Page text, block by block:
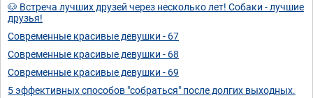
🐶 Встреча лучших друзей через несколько лет! Собаки - лучшие
друзья!
Современные красивые девушки - 67
Современные красивые девушки - 68
Современные красивые девушки - 69
5 эффективных способов "собраться" после долгих выходных.